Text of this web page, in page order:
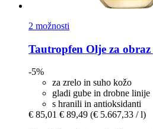
2 možnosti
Tautropfen Olje za
-5%
za zrelo in suho kožo
gladi gube in drobne linije
s hranili in antioksidanti
€ 85,01 € 89,49 (€ 5.667,33 / l)